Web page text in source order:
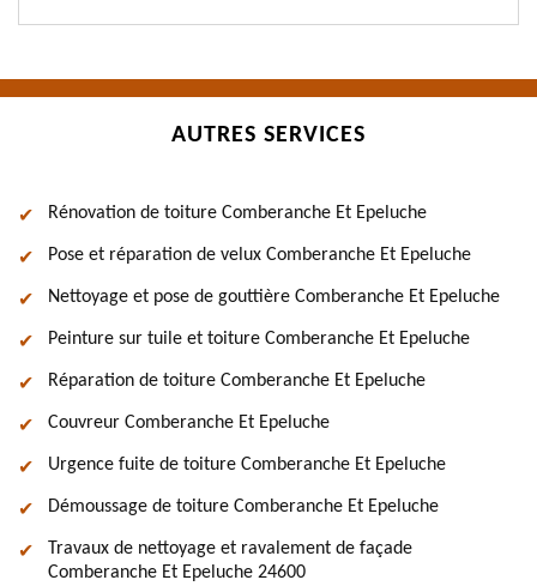
AUTRES SERVICES
Rénovation de toiture Comberanche Et Epeluche
Pose et réparation de velux Comberanche Et Epeluche
Nettoyage et pose de gouttière Comberanche Et Epeluche
Peinture sur tuile et toiture Comberanche Et Epeluche
Réparation de toiture Comberanche Et Epeluche
Couvreur Comberanche Et Epeluche
Urgence fuite de toiture Comberanche Et Epeluche
Démoussage de toiture Comberanche Et Epeluche
Travaux de nettoyage et ravalement de façade
Comberanche Et Epeluche 24600